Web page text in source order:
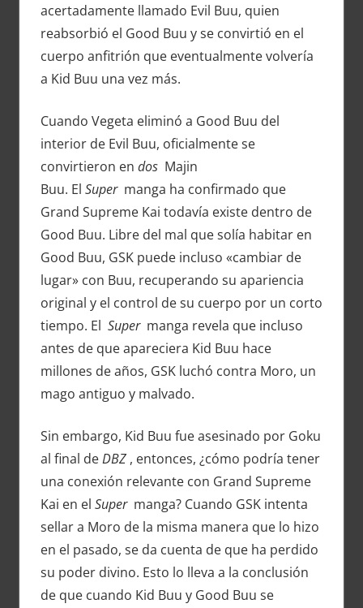
acertadamente llamado Evil Buu, quien
reabsorbió el Good Buu y se convirtió en el
cuerpo anfitrión que eventualmente volvería
a Kid Buu una vez más.
Cuando Vegeta eliminó a Good Buu del
interior de Evil Buu, oficialmente se
convirtieron en dosMajin
Buu. El Supermanga ha confirmado que
Grand Supreme Kai todavía existe dentro de
Good Buu. Libre del mal que solía habitar en
Good Buu, GSK puede incluso «cambiar de
lugar» con Buu, recuperando su apariencia
original y el control de su cuerpo por un corto
tiempo. El Supermanga revela que incluso
antes de que apareciera Kid Buu hace
millones de años, GSK luchó contra Moro, un
mago antiguo y malvado.
Sin embargo, Kid Buu fue asesinado por Goku
al final deDBZ, entonces, ¿cómo podría tener
una conexión relevante con Grand Supreme
Kai en el Supermanga? Cuando GSK intenta
sellar a Moro de la misma manera que lo hizo
en el pasado, se da cuenta de que ha perdido
su poder divino. Esto lo lleva a la conclusión
de que cuando Kid Buu y Good Buu se